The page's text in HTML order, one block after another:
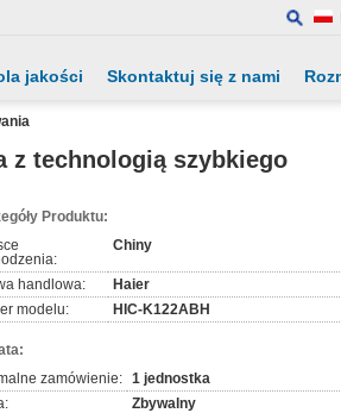
jakości Skontaktuj się z nami
z technologią szybkiego
Produktu:
Chiny
handlowa:
Haier
modelu:
HIC-K122ABH
zamówienie: 1 jednostka
Zbywalny